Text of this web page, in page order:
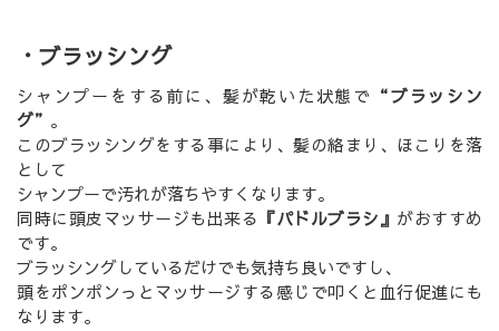
・ブラッシング
シャンプーをする前に、髪が乾いた状態で “ブラッシン
グ” 。
このブラッシングをする事により、髪の絡まり、ほこりを落
として
シャンプーで汚れが落ちやすくなります。
同時に頭皮マッサージも出来る 『パドルブラシ』 がおすすめ
です。
ブラッシングしているだけでも気持ち良いですし、
頭をポンポンっとマッサージする感じで叩くと血行促進にも
なります。